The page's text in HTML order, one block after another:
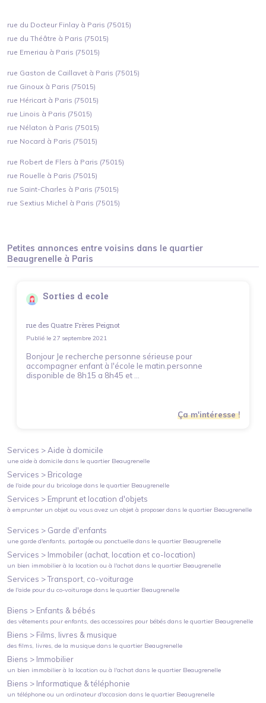
rue du Docteur Finlay à Paris (75015)
rue du Théâtre à Paris (75015)
rue Emeriau à Paris (75015)
rue Gaston de Caillavet à Paris (75015)
rue Ginoux à Paris (75015)
rue Héricart à Paris (75015)
rue Linois à Paris (75015)
rue Nélaton à Paris (75015)
rue Nocard à Paris (75015)
rue Robert de Flers à Paris (75015)
rue Rouelle à Paris (75015)
rue Saint-Charles à Paris (75015)
rue Sextius Michel à Paris (75015)
Petites annonces entre voisins dans le quartier
Beaugrenelle à Paris
Sorties d ecole
rue des Quatre Frères Peignot
Publié le 27 septembre 2021
Bonjour Je recherche personne sérieuse pour
accompagner enfant à l'école le matin.personne
disponible de 8h15 a 8h45 et ...
Ça m'intéresse !
Services >Aide à domicile
une aide à domicile dans le quartier Beaugrenelle
Services > Bricolage
de l'aide pour du bricolage dans le quartier Beaugrenelle
Services > Emprunt et location d'objets
à emprunter un objet ou vous avez un objet à proposer dans le quartier Beaugrenelle
Services > Garde d'enfants
une garde d'enfants, partagée ou ponctuelle dans le quartier Beaugrenelle
Services > Immobiler (achat, location et co-location)
un bien immobilier à la location ou à l'achat dans le quartier Beaugrenelle
Services >Transport, co-voiturage
de l'aide pour du co-voiturage dans le quartier Beaugrenelle
Biens > Enfants & bébés
des vêtements pour enfants, des accessoires pour bébés dans le quartier Beaugrenelle
Biens > Films, livres & musique
des films, livres, de la musique dans le quartier Beaugrenelle
Biens > Immobilier
un bien immobilier à la location ou à l'achat dans le quartier Beaugrenelle
Biens > Informatique & téléphonie
un téléphone ou un ordinateur d'occasion dans le quartier Beaugrenelle